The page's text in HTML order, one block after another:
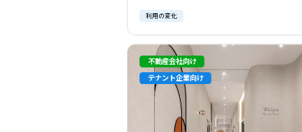
利用の変化
不動産会社向け
テナント企業向け